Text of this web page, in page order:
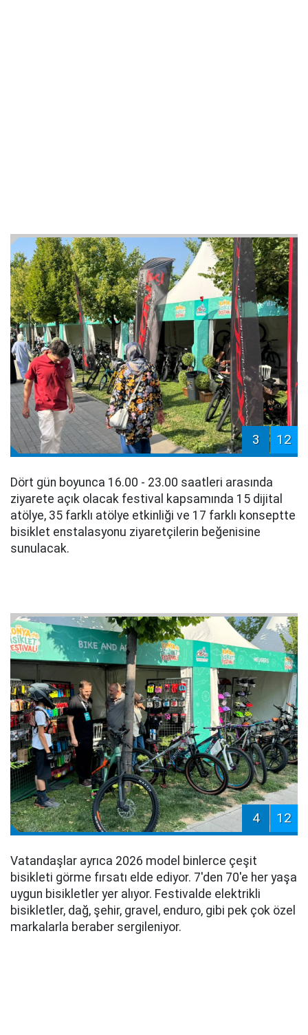
3 12
Dört gün boyunca 16.00 - 23.00 saatleri arasında
ziyarete açık olacak festival kapsamında 15 dijital
atölye, 35 farklı atölye etkinliği ve 17 farklı konseptte
bisiklet enstalasyonu ziyaretçilerin beğenisine
sunulacak.
4 12
Vatandaşlar ayrıca 2026 model binlerce çeşit
bisikleti görme fırsatı elde ediyor. 7'den 70'e her yaşa
uygun bisikletler yer alıyor. Festivalde elektrikli
bisikletler, dağ, şehir, gravel, enduro, gibi pek çok özel
markalarla beraber sergileniyor.